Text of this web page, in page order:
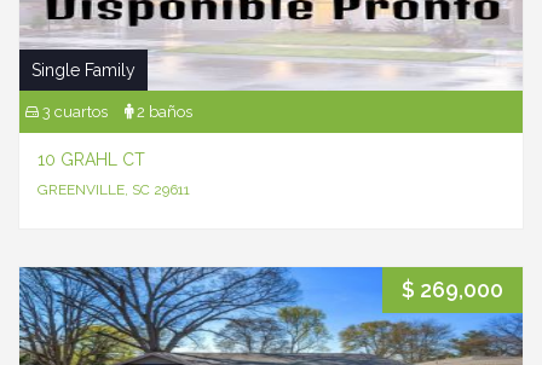
Single Family
3 cuartos 2 baños
10 GRAHL CT
GREENVILLE, SC 29611
$ 269,000